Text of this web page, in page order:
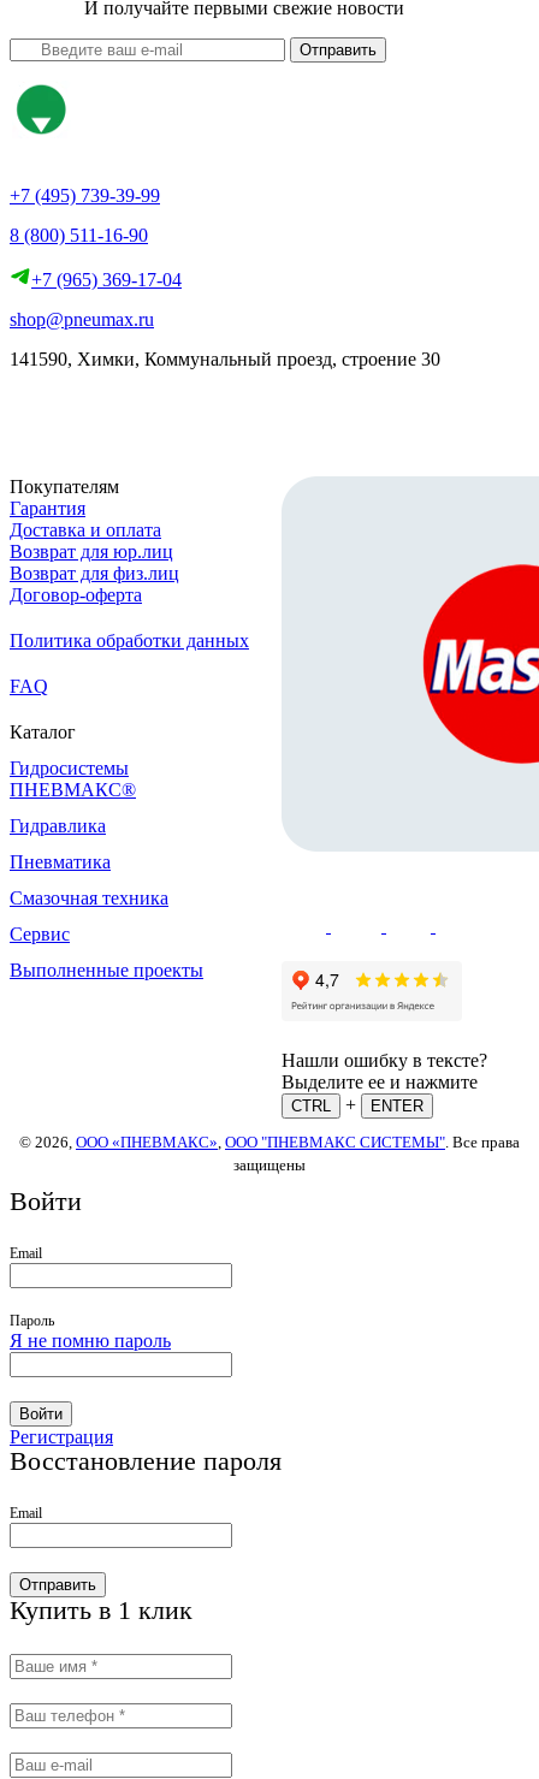
И получайте первыми свежие новости
Отправить
+7 (495) 739-39-99
8 (800) 511-16-90
+7 (965) 369-17-04
shop@pneumax.ru
141590, Химки, Коммунальный проезд, строение 30
Покупателям
Гарантия
Доставка и оплата
Возврат для юр.лиц
Возврат для физ.лиц
Договор-оферта
Политика обработки данных
FAQ
Каталог
Гидросистемы
ПНЕВМАКС®
Гидравлика
Пневматика
Смазочная техника
Сервис
Выполненные проекты
Нашли ошибку в тексте?
Выделите ее и нажмите
CTRL +
ENTER
© 2026, ООО «ПНЕВМАКС» ООО "ПНЕВМАКС СИСТЕМЫ" . Все права
защищены
Войти
Email
Пароль
Я не помню пароль
Войти
Регистрация
Восстановление пароля
Email
Отправить
Купить в 1 клик